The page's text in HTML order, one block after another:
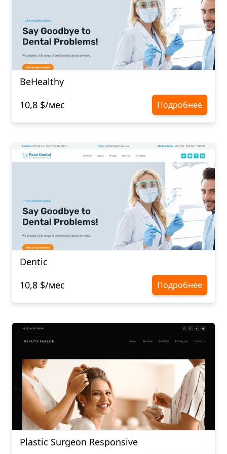
BeHealthy
10,8 $/мес
Подробнее
Dentic
10,8 $/мес
Подробнее
Plastic Surgeon Responsive